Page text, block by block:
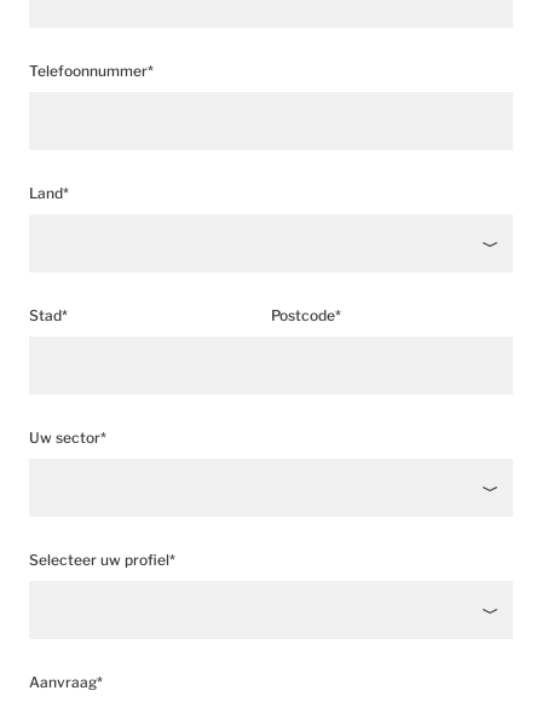
Telefoonnummer*
Land*
Stad* Postcode*
Uw sector*
Selecteer uw profiel*
Aanvraag*